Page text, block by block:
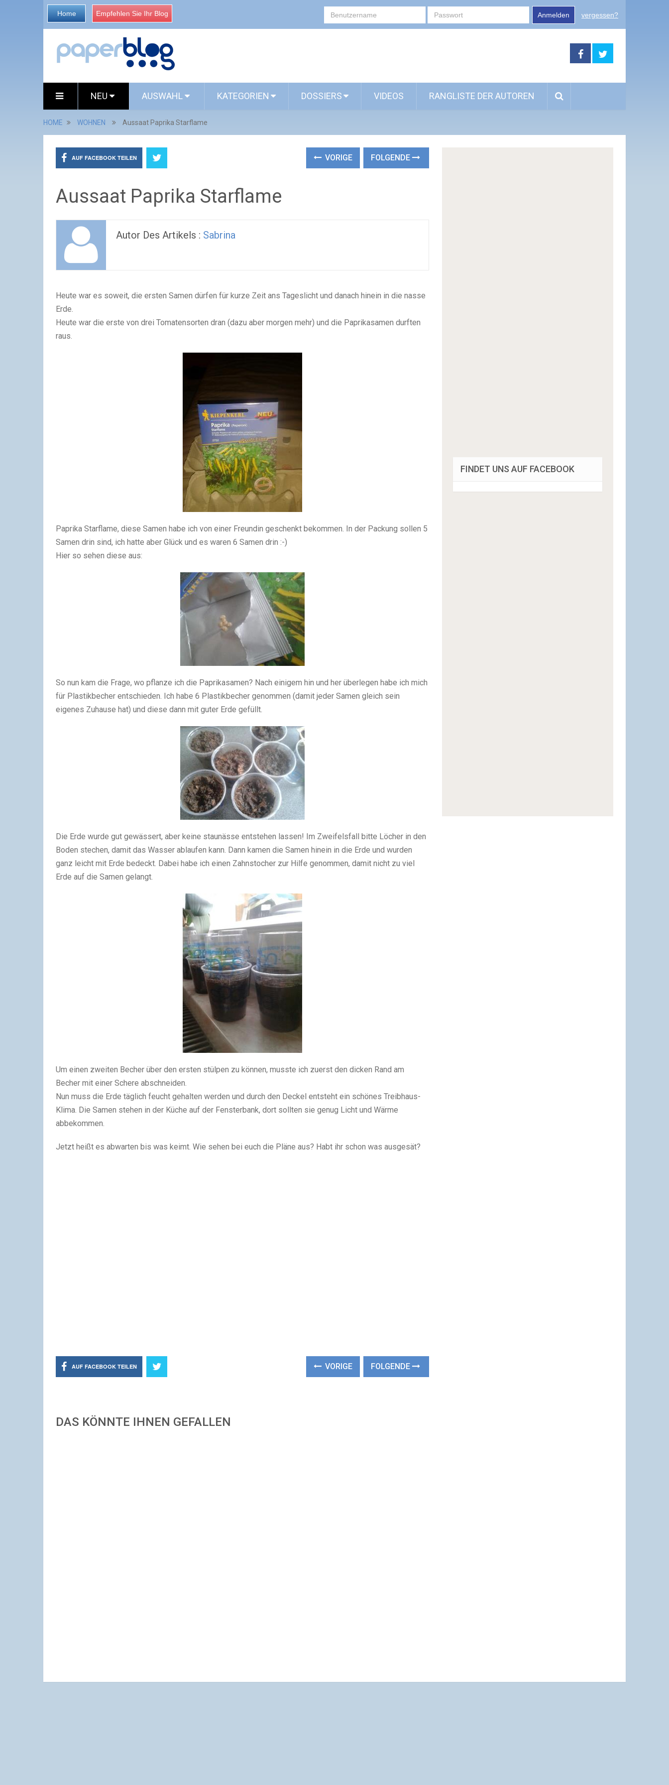
Home Empfehlen Sie Ihr Blog Anmelden vergessen?
NEU AUSWAHL KATEGORIEN DOSSIERS VIDEOS RANGLISTE DER AUTOREN
HOME WOHNEN Aussaat Paprika Starflame
AUF FACEBOOK TEILEN VORIGE FOLGENDE
Aussaat Paprika Starflame
Autor Des Artikels : Sabrina
Heute war es soweit, die ersten Samen dürfen für kurze Zeit ans Tageslicht und danach hinein in die nasse
Erde.
Heute war die erste von drei Tomatensorten dran (dazu aber morgen mehr) und die Paprikasamen durften
raus.
Paprika Starflame, diese Samen habe ich von einer Freundin geschenkt bekommen. In der Packung sollen 5
Samen drin sind, ich hatte aber Glück und es waren 6 Samen drin :-)
Hier so sehen diese aus:
So nun kam die Frage, wo pflanze ich die Paprikasamen? Nach einigem hin und her überlegen habe ich mich
für Plastikbecher entschieden. Ich habe 6 Plastikbecher genommen (damit jeder Samen gleich sein
eigenes Zuhause hat) und diese dann mit guter Erde gefüllt.
Die Erde wurde gut gewässert, aber keine staunässe entstehen lassen! Im Zweifelsfall bitte Löcher in den
Boden stechen, damit das Wasser ablaufen kann. Dann kamen die Samen hinein in die Erde und wurden
ganz leicht mit Erde bedeckt. Dabei habe ich einen Zahnstocher zur Hilfe genommen, damit nicht zu viel
Erde auf die Samen gelangt.
Um einen zweiten Becher über den ersten stülpen zu können, musste ich zuerst den dicken Rand am
Becher mit einer Schere abschneiden.
Nun muss die Erde täglich feucht gehalten werden und durch den Deckel entsteht ein schönes Treibhaus-
Klima. Die Samen stehen in der Küche auf der Fensterbank, dort sollten sie genug Licht und Wärme
abbekommen.
Jetzt heißt es abwarten bis was keimt. Wie sehen bei euch die Pläne aus? Habt ihr schon was ausgesät?
AUF FACEBOOK TEILEN VORIGE FOLGENDE
DAS KÖNNTE IHNEN GEFALLEN
FINDET UNS AUF FACEBOOK